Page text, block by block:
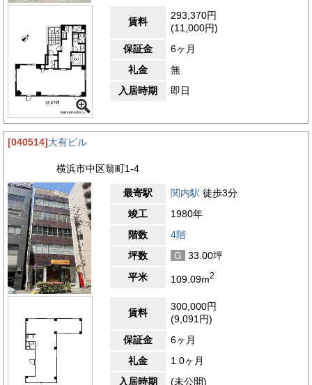
賃料
293,370円
(11,000円)
保証金
6ヶ月
礼金
無
入居時期
即日
[040514]大有ビル
横浜市中区翁町1-4
最寄駅 関内駅 徒歩3分
竣工
1980年
階数
4階
坪数
G
33.00坪
平米
109.09m2
賃料
300,000円
(9,091円)
保証金
6ヶ月
礼金
1.0ヶ月
入居時期
(未公開)